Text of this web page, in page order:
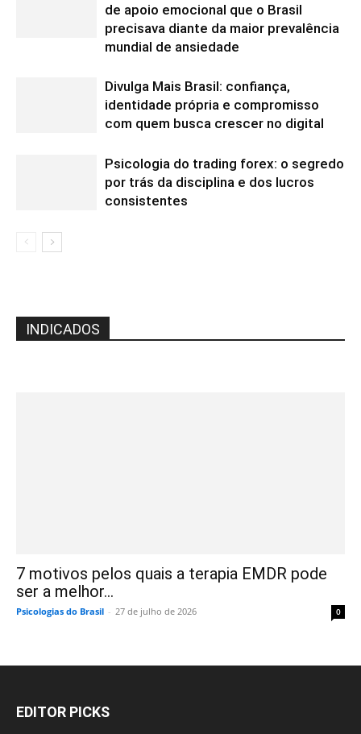
de apoio emocional que o Brasil
precisava diante da maior prevalência
mundial de ansiedade
Divulga Mais Brasil: confiança,
identidade própria e compromisso
com quem busca crescer no digital
Psicologia do trading forex: o segredo
por trás da disciplina e dos lucros
consistentes
INDICADOS
7 motivos pelos quais a terapia EMDR pode
ser a melhor...
Psicologias do Brasil - 27 de julho de 2026 0
EDITOR PICKS